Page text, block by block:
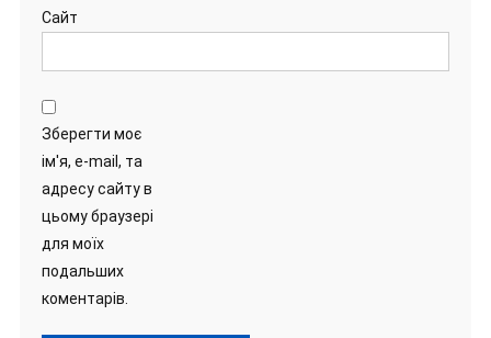
Сайт
Зберегти моє
ім'я, e-mail, та
адресу сайту в
цьому браузері
для моїх
подальших
коментарів.